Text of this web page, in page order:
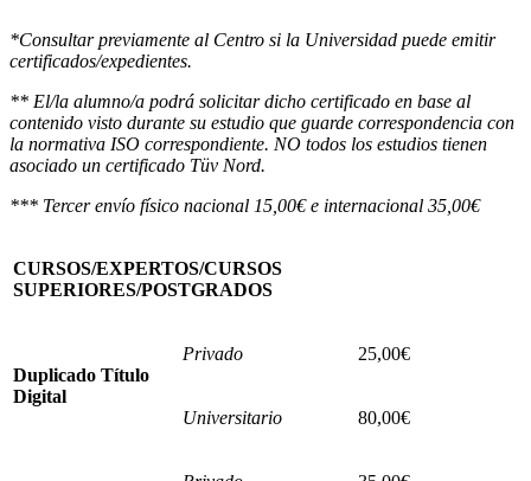
*Consultar previamente al Centro si la Universidad puede emitir
certificados/expedientes.
** El/la alumno/a podrá solicitar dicho certificado en base al
contenido visto durante su estudio que guarde correspondencia con
la normativa ISO correspondiente. NO todos los estudios tienen
asociado un certificado Tüv Nord.
*** Tercer envío físico nacional 15,00€ e internacional 35,00€
CURSOS/EXPERTOS/CURSOS
SUPERIORES/POSTGRADOS
Duplicado Título
Digital
Privado 25,00€
Universitario 80,00€